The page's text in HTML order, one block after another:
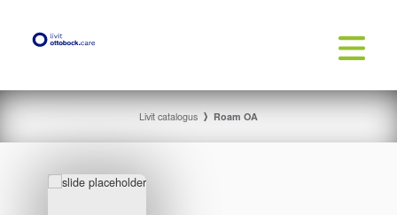
Livit catalogus Roam OA